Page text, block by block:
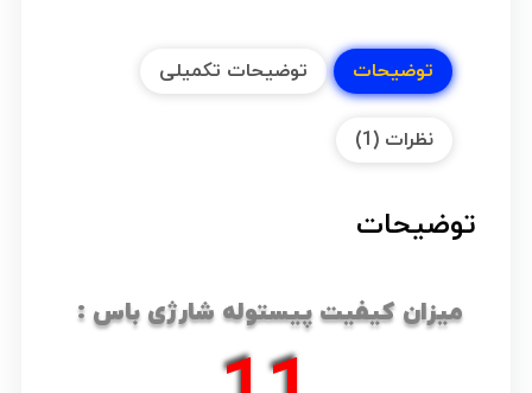
توضیحات توضیحات تکمیلی
نظرات (1)
توضیحات
میزان کیفیت پیستوله شارژی باس :